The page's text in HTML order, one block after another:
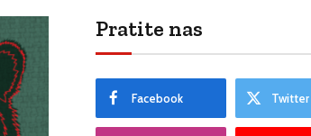
Pratite nas
Facebook Twitter